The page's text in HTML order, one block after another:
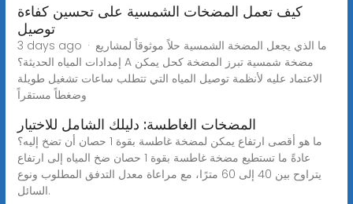
كيف تعمل المضخات الشمسية على تحسين كفاءة
توصيل
3 days ago · ما الذي يجعل المضخة الشمسية حلاً موثوقاً لمشاريع
إمدادات المياه الحديثة؟ A مضخة شمسية تبرز المضخة كحل يمكن
الاعتماد عليه لأنظمة توصيل المياه التي تتطلب ساعات تشغيل طويلة
وضغطاً مستقراً
المضخات الغاطسة: دليلك الشامل للاختيار
ما هو أقصى ارتفاع يمكن لمضخة غاطسة بقوة 1 حصان أن تضخ إليه؟
عادةً ما تستطيع مضخة غاطسة بقوة 1 حصان ضخ المياه إلى ارتفاع
يتراوح بين 40 إلى 60 مترًا، مع مراعاة معدل التدفق المطلوب ونوع
السائل.